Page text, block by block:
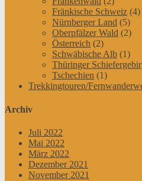
Fränkische Schweiz (4)
Nürnberger Land (5)
Oberpfälzer Wald (2)
Österreich (2)
Schwäbische Alb (1)
Thüringer
Tschechien (1)
Trekkingtouren/
Archiv
Juli 2022
Mai 2022
März 2022
Dezember 2021
November 2021